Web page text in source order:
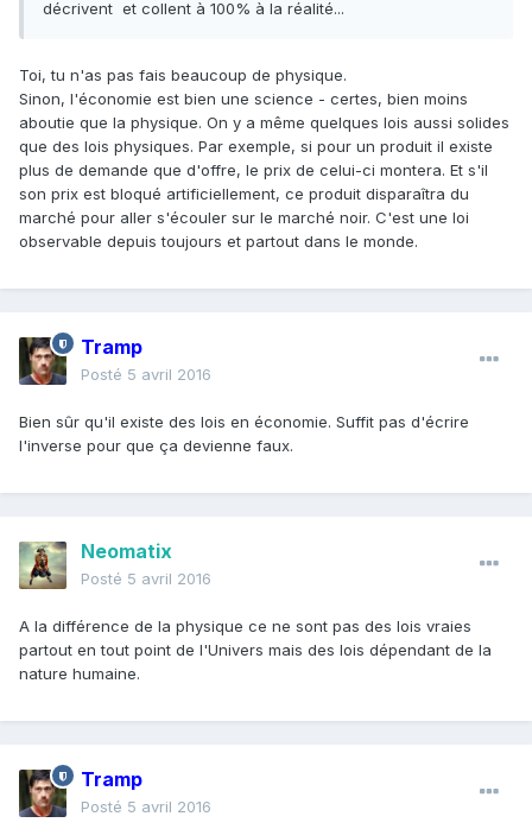
décrivent et collent à 100% à la réalité...
Toi, tu n'as pas fais beaucoup de physique.
Sinon, l'économie est bien une science - certes, bien moins
aboutie que la physique. On y a même quelques lois aussi solides
que des lois physiques. Par exemple, si pour un produit il existe
plus de demande que d'offre, le prix de celui-ci montera. Et s'il
son prix est bloqué artificiellement, ce produit disparaîtra du
marché pour aller s'écouler sur le marché noir. C'est une loi
observable depuis toujours et partout dans le monde.
Tramp
Posté 5 avril 2016
Bien sûr qu'il existe des lois en économie. Suffit pas d'écrire
l'inverse pour que ça devienne faux.
Neomatix
Posté 5 avril 2016
A la différence de la physique ce ne sont pas des lois vraies
partout en tout point de l'Univers mais des lois dépendant de la
nature humaine.
Tramp
Posté 5 avril 2016